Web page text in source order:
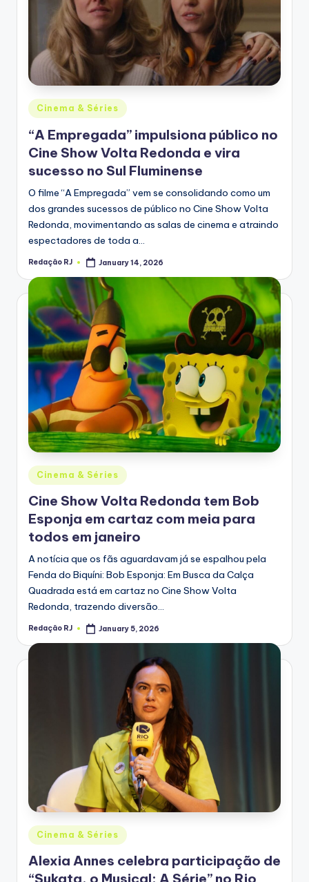
Posted
Cinema & Séries
“A Empregada” impulsiona público no
Cine Show Volta Redonda e vira
sucesso no Sul Fluminense
O filme “A Empregada” vem se consolidando como um
dos grandes sucessos de público no Cine Show Volta
Redonda, movimentando as salas de cinema e atraindo
espectadores de toda a…
Posted
Redação RJ January 14, 2026
Posted
in
Cinema & Séries
Cine Show Volta Redonda tem Bob
Esponja em cartaz com meia para
todos em janeiro
A notícia que os fãs aguardavam já se espalhou pela
Fenda do Biquíni: Bob Esponja: Em Busca da Calça
Quadrada está em cartaz no Cine Show Volta
Redonda, trazendo diversão…
Posted
Redação RJ January 5, 2026
Posted
in
Cinema & Séries
Alexia Annes celebra participação de
“Sukata, o Musical: A Série” no Rio